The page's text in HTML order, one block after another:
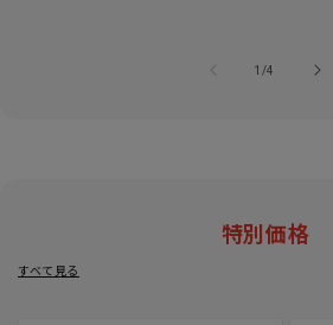
1 /
の4
特別価格
すべて見る